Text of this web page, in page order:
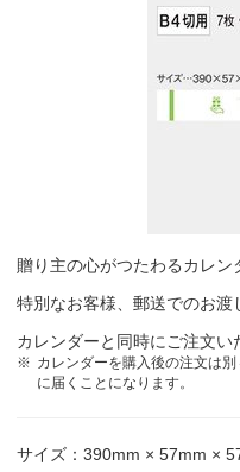
贈り主の心がつたわるカレン
特別なお客様、郵送でのお渡
カレンダーと同時にご注文い
カレンダーを購入後の注文は
に届くことになります。
サイズ：390mm × 57mm ×